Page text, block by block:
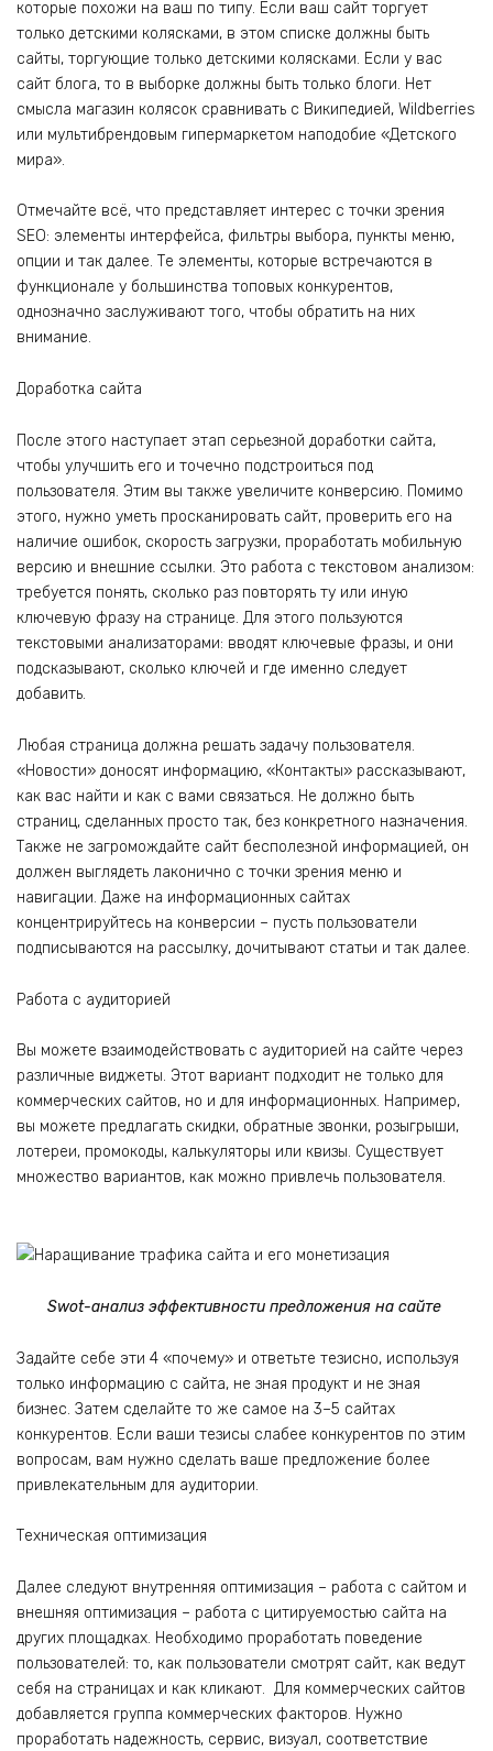
которые похожи на ваш по типу. Если ваш сайт торгует
только детскими колясками, в этом списке должны быть
сайты, торгующие только детскими колясками. Если у вас
сайт блога, то в выборке должны быть только блоги. Нет
смысла магазин колясок сравнивать с Википедией, Wildberries
или мультибрендовым гипермаркетом наподобие «Детского
мира».
Отмечайте всё, что представляет интерес с точки зрения
SEO: элементы интерфейса, фильтры выбора, пункты меню,
опции и так далее. Те элементы, которые встречаются в
функционале у большинства топовых конкурентов,
однозначно заслуживают того, чтобы обратить на них
внимание.
Доработка сайта
После этого наступает этап серьезной доработки сайта,
чтобы улучшить его и точечно подстроиться под
пользователя. Этим вы также увеличите конверсию. Помимо
этого, нужно уметь просканировать сайт, проверить его на
наличие ошибок, скорость загрузки, проработать мобильную
версию и внешние ссылки. Это работа с текстовом анализом:
требуется понять, сколько раз повторять ту или иную
ключевую фразу на странице. Для этого пользуются
текстовыми анализаторами: вводят ключевые фразы, и они
подсказывают, сколько ключей и где именно следует
добавить.
Любая страница должна решать задачу пользователя.
«Новости» доносят информацию, «Контакты» рассказывают,
как вас найти и как с вами связаться. Не должно быть
страниц, сделанных просто так, без конкретного назначения.
Также не загромождайте сайт бесполезной информацией, он
должен выглядеть лаконично с точки зрения меню и
навигации. Даже на информационных сайтах
концентрируйтесь на конверсии – пусть пользователи
подписываются на рассылку, дочитывают статьи и так далее.
Работа с аудиторией
Вы можете взаимодействовать с аудиторией на сайте через
различные виджеты. Этот вариант подходит не только для
коммерческих сайтов, но и для информационных. Например,
вы можете предлагать скидки, обратные звонки, розыгрыши,
лотереи, промокоды, калькуляторы или квизы. Существует
множество вариантов, как можно привлечь пользователя.
Swot-анализ эффективности предложения на сайте
Задайте себе эти 4 «почему» и ответьте тезисно, используя
только информацию с сайта, не зная продукт и не зная
бизнес. Затем сделайте то же самое на 3–5 сайтах
конкурентов. Если ваши тезисы слабее конкурентов по этим
вопросам, вам нужно сделать ваше предложение более
привлекательным для аудитории.
Техническая оптимизация
Далее следуют внутренняя оптимизация – работа с сайтом и
внешняя оптимизация – работа с цитируемостью сайта на
других площадках. Необходимо проработать поведение
пользователей: то, как пользователи смотрят сайт, как ведут
себя на страницах и как кликают. Для коммерческих сайтов
добавляется группа коммерческих факторов. Нужно
проработать надежность, сервис, визуал, соответствие